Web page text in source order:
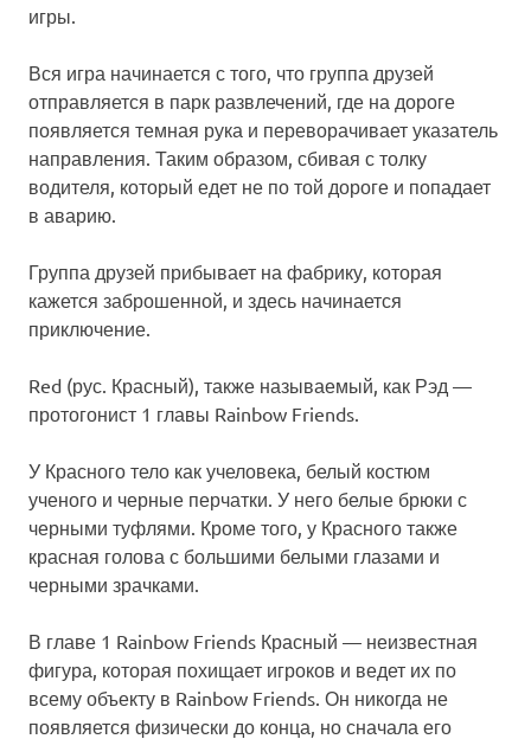
игры.
Вся игра начинается с того, что группа друзей
отправляется в парк развлечений, где на дороге
появляется темная рука и переворачивает указатель
направления. Таким образом, сбивая с толку
водителя, который едет не по той дороге и попадает
в аварию.
Группа друзей прибывает на фабрику, которая
кажется заброшенной, и здесь начинается
приключение.
Red (рус. Красный), также называемый, как Рэд —
протогонист 1 главы Rainbow Friends.
У Красного тело как учеловека, белый костюм
ученого и черные перчатки. У него белые брюки с
черными туфлями. Кроме того, у Красного также
красная голова с большими белыми глазами и
черными зрачками.
В главе 1 Rainbow Friends Красный — неизвестная
фигура, которая похищает игроков и ведет их по
всему объекту в Rainbow Friends. Он никогда не
появляется физически до конца, но сначала его